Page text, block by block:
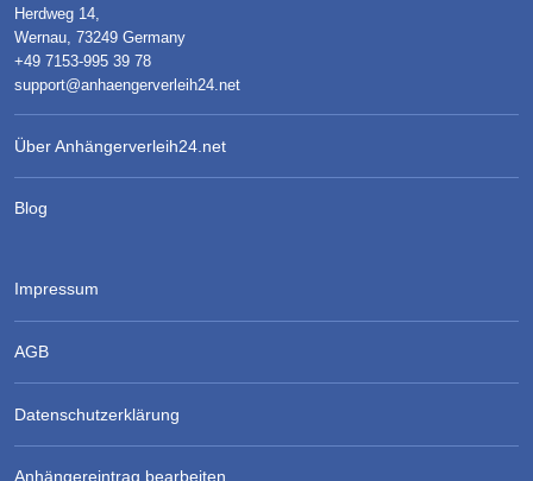
Herdweg 14,
Wernau, 73249 Germany
+49 7153-995 39 78
support@anhaengerverleih24.net
Über Anhängerverleih24.net
Blog
Impressum
AGB
Datenschutzerklärung
Anhängereintrag bearbeiten